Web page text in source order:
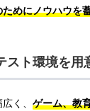
めにノウハウを
スト環境を用
く、 ゲーム、教